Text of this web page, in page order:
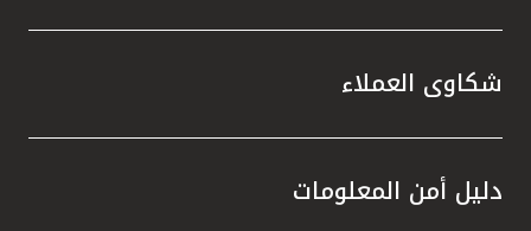
شكاوى العملاء
دليل أمن المعلومات